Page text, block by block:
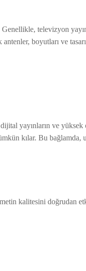
televizyon
boyutları ve
yayınların ve
kılar. Bu
kalitesini doğrudan